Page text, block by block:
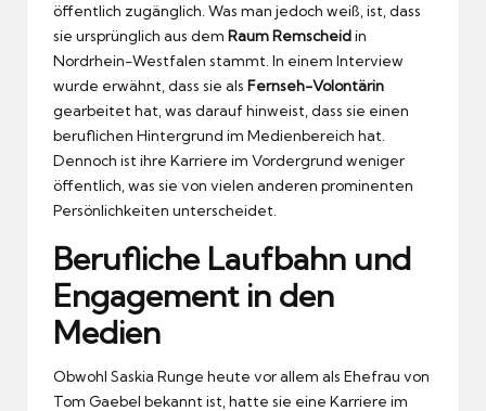
öffentlich zugänglich. Was man jedoch weiß, ist, dass
sie ursprünglich aus dem Raum Remscheidin
Nordrhein-Westfalen stammt. In einem Interview
wurde erwähnt, dass sie als Fernseh-Volontärin
gearbeitet hat, was darauf hinweist, dass sie einen
beruflichen Hintergrund im Medienbereich hat.
Dennoch ist ihre Karriere im Vordergrund weniger
öffentlich, was sie von vielen anderen prominenten
Persönlichkeiten unterscheidet.
Berufliche Laufbahn und
Engagement in den
Medien
Obwohl Saskia Runge heute vor allem als Ehefrau von
Tom Gaebel bekannt ist, hatte sie eine Karriere im